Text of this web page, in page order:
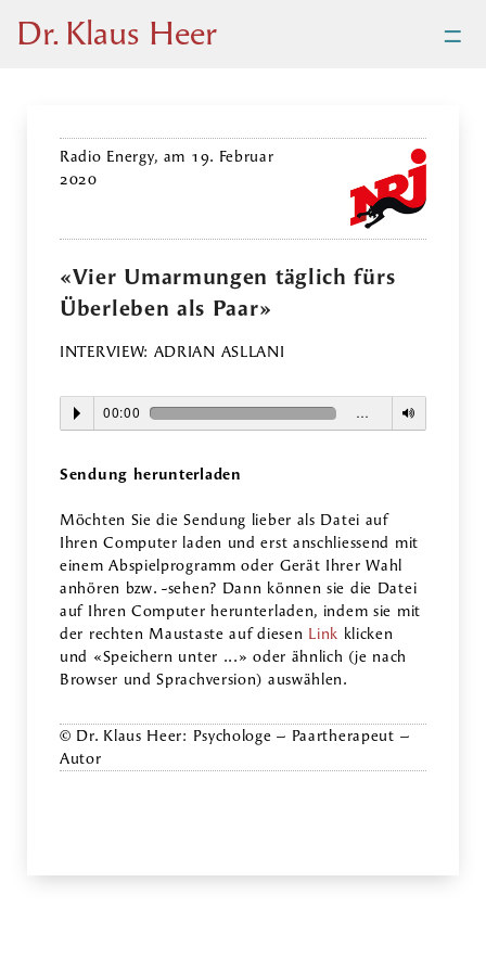
Dr. Klaus Heer =
Radio Energy, am 19. Februar
2020
«Vier Umarmungen täglich fürs
Überleben als Paar»
INTERVIEW: ADRIAN ASLLANI
00:00 …
Sendung herunterladen
Möchten Sie die Sendung lieber als Datei auf
Ihren Computer laden und erst anschliessend mit
einem Abspielprogramm oder Gerät Ihrer Wahl
anhören bzw. -sehen? Dann können sie die Datei
auf Ihren Computer herunterladen, indem sie mit
der rechten Maustaste auf diesen Link klicken
und «Speichern unter ...» oder ähnlich (je nach
Browser und Sprachversion) auswählen.
© Dr. Klaus Heer: Psychologe – Paartherapeut –
Autor